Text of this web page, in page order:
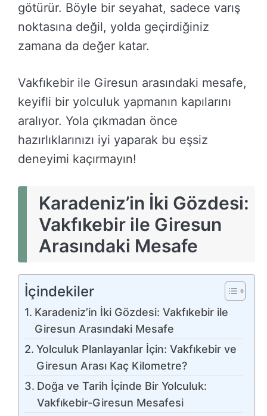
götürür. Böyle bir seyahat, sadece varış
noktasına değil, yolda geçirdiğiniz
zamana da değer katar.
Vakfıkebir ile Giresun arasındaki mesafe,
keyifli bir yolculuk yapmanın kapılarını
aralıyor. Yola çıkmadan önce
hazırlıklarınızı iyi yaparak bu eşsiz
deneyimi kaçırmayın!
Karadeniz’in İki Gözdesi:
Vakfıkebir ile Giresun
Arasındaki Mesafe
İçindekiler
Karadeniz’in İki Gözdesi: Vakfıkebir ile
Giresun Arasındaki Mesafe
Yolculuk Planlayanlar İçin: Vakfıkebir ve
Giresun Arası Kaç Kilometre?
Doğa ve Tarih İçinde Bir Yolculuk:
Vakfıkebir-Giresun Mesafesi